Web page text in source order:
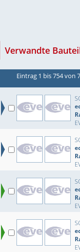
Verwandte
Eintrag 1 bis 754 von